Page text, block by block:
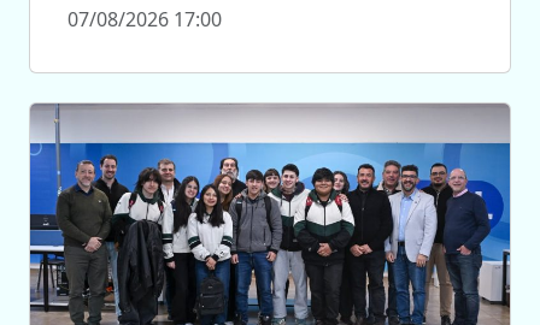
07/08/2026 17:00